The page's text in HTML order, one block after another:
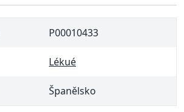
P00010433
Lékué
Španělsko